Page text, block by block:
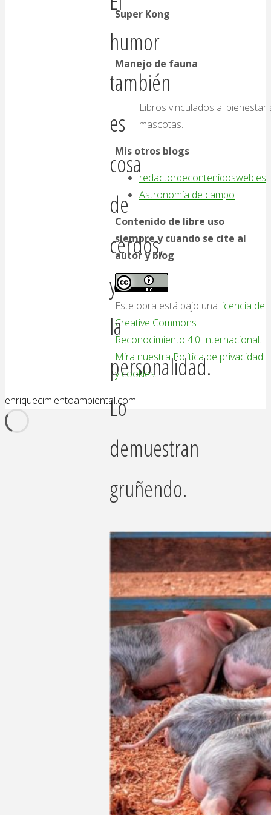
humor
también
es
cosa
de
cerdos,
y
la
personalidad.
Lo
demuestran
gruñendo.
Super Kong
Manejo de fauna
Libros vinculados al bienestar
mascotas.
Mis otros blogs
redactordecontenidosweb.es
Astronomía de campo
Contenido de libre uso
siempre y cuando se cite al
autor y blog
Este obra está bajo una licencia de
Creative Commons
Reconocimiento 4.0 Internacional.
Mira nuestra Política de privacidad
y cookies.
enriquecimientoambiental.com